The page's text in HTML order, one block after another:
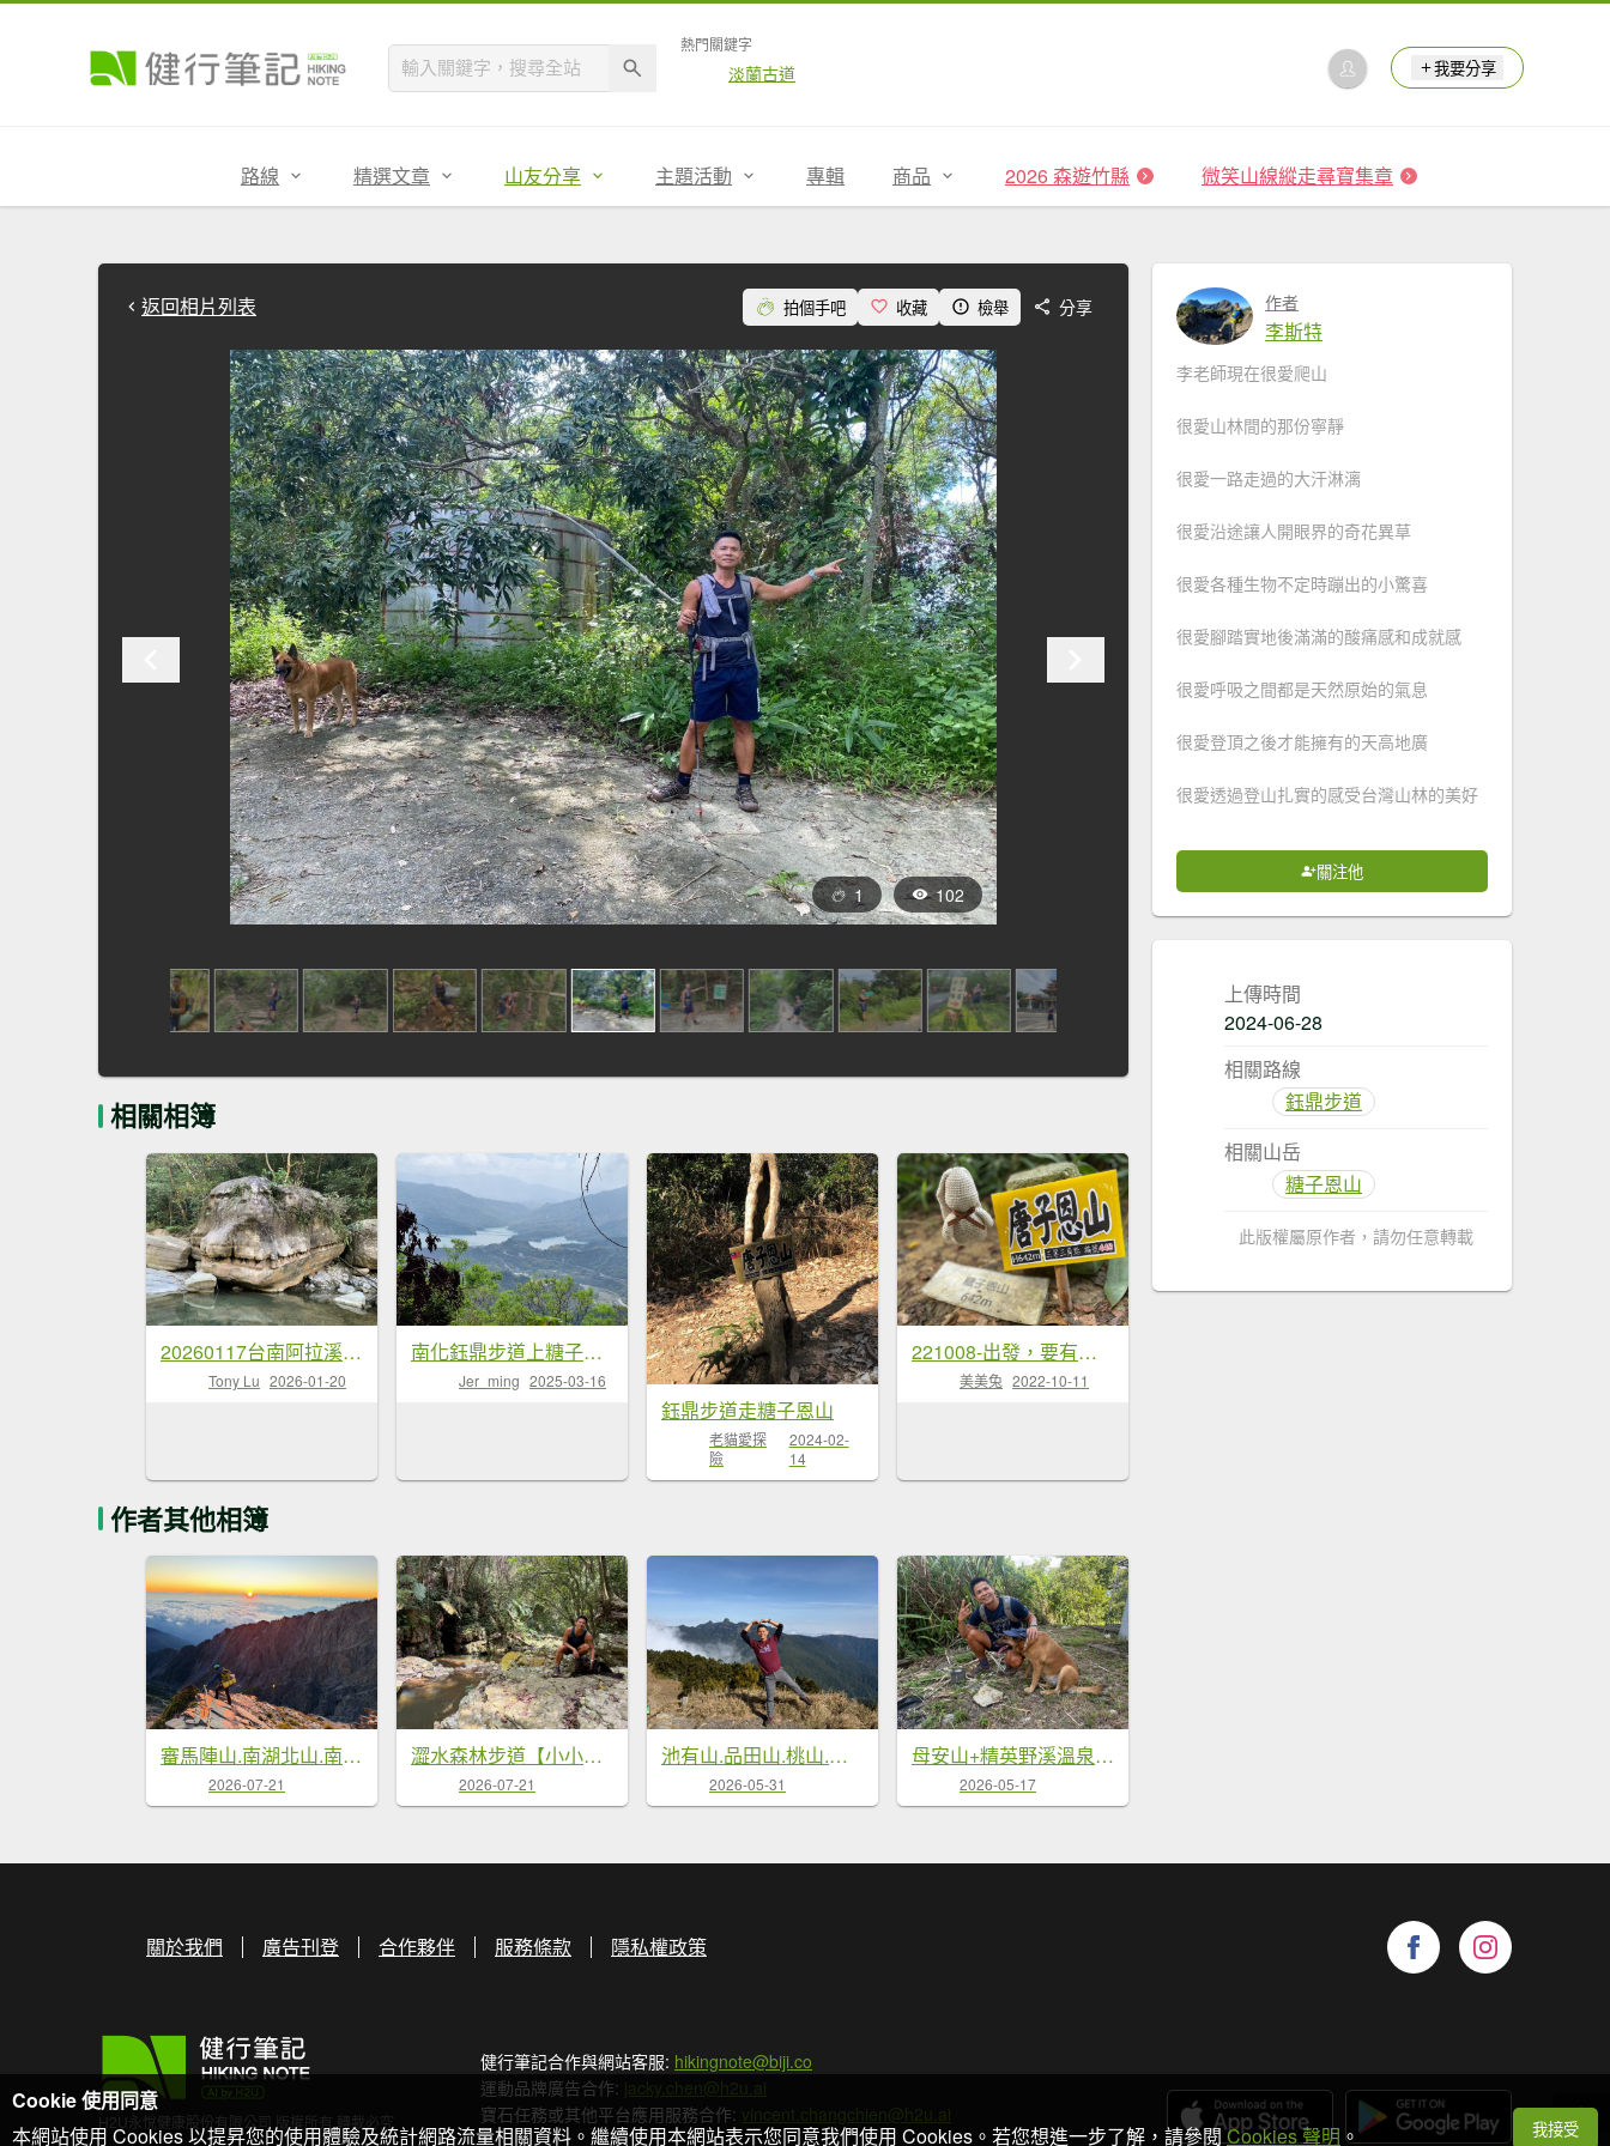
熱門關鍵字
淡蘭古道 我要分享
路線 精選文章 山友分享 主題活動 專輯 商品 2026 森遊竹縣 微笑山線縱走尋寶集章
返回相片列表 拍個手吧 收藏 檢舉 分享
1 102
相關相簿
20260117台南阿拉溪斜瀑群縱走糖子恩山-水山頂山
Tony Lu 2026-01-20
南化鈺鼎步道上糖子恩山+北峰20250315
Jer_ming 2025-03-16
鈺鼎步道走糖子恩山
老貓愛探
險
2024-02-
14
221008-出發，要有方向-鈺鼎步道連走糖子恩山（玉井、南化交界）
美美兔 2022-10-11
作者其他相簿
審馬陣山.南湖北山.南湖南峰.巴巴山.南湖大山【帝王之山 豈容凡夫造次】
2026-07-21
澀水森林步道【小小的社區也能發光發熱】
2026-07-21
池有山.品田山.桃山.喀拉業山【武陵四秀 最硬的是…】
2026-05-31
母安山+精英野溪溫泉【最佳的狀態值得再來一次】
2026-05-17
作者
李斯特
李老師現在很愛爬山
很愛山林間的那份寧靜
很愛一路走過的大汗淋漓
很愛沿途讓人開眼界的奇花異草
很愛各種生物不定時蹦出的小驚喜
很愛腳踏實地後滿滿的酸痛感和成就感
很愛呼吸之間都是天然原始的氣息
很愛登頂之後才能擁有的天高地廣
很愛透過登山扎實的感受台灣山林的美好
關注他
上傳時間
2024-06-28
相關路線
鈺鼎步道
相關山岳
糖子恩山
此版權屬原作者，請勿任意轉載
關於我們 廣告刊登 合作夥伴 服務條款 隱私權政策
H2U永悅健康股份有限公司 版權所有 轉載必究
健行筆記合作與網站客服: hikingnote@biji.co
運動品牌廣告合作: jacky.chen@h2u.ai
寶石任務或其他平台應用服務合作: vincent.changchien@h2u.ai
Cookie 使用同意
本網站使用 Cookies 以提昇您的使用體驗及統計網路流量相關資料。繼續使用本網站表示您同意我們使用 Cookies。若您想進一步了解，請參閱Cookies 聲明 。 我接受